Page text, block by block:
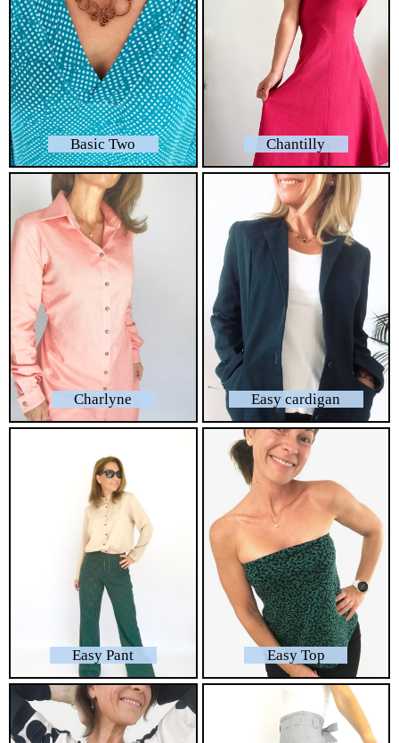
Basic Two Chantilly
Charlyne Easy cardigan
Easy Pant Easy Top